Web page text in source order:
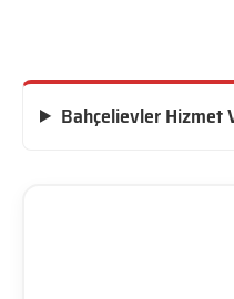
Bahçelievler Hizmet